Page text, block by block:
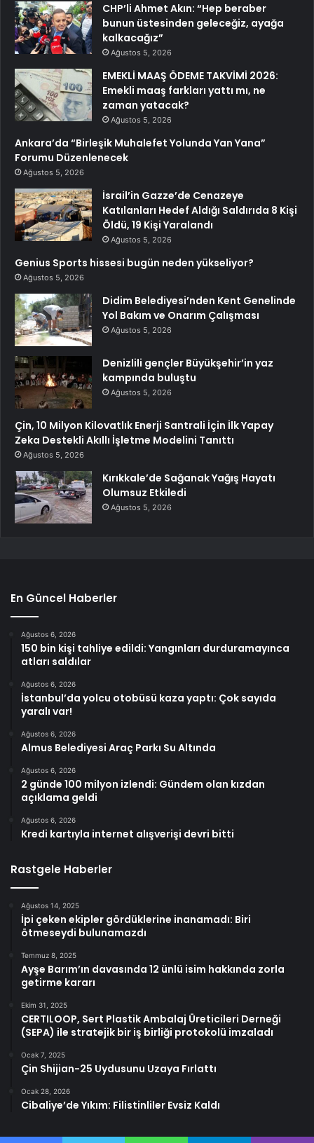
CHP’li Ahmet Akın: “Hep beraber
bunun üstesinden geleceğiz, ayağa
kalkacağız”
Ağustos 5, 2026
EMEKLİ MAAŞ ÖDEME TAKVİMİ 2026:
Emekli maaş farkları yattı mı, ne
zaman yatacak?
Ağustos 5, 2026
Ankara’da “Birleşik Muhalefet Yolunda Yan Yana”
Forumu Düzenlenecek
Ağustos 5, 2026
İsrail’in Gazze’de Cenazeye
Katılanları Hedef Aldığı Saldırıda 8 Kişi
Öldü, 19 Kişi Yaralandı
Ağustos 5, 2026
Genius Sports hissesi bugün neden yükseliyor?
Ağustos 5, 2026
Didim Belediyesi’nden Kent Genelinde
Yol Bakım ve Onarım Çalışması
Ağustos 5, 2026
Denizlili gençler Büyükşehir’in yaz
kampında buluştu
Ağustos 5, 2026
Çin, 10 Milyon Kilovatlık Enerji Santrali İçin İlk Yapay
Zeka Destekli Akıllı İşletme Modelini Tanıttı
Ağustos 5, 2026
Kırıkkale’de Sağanak Yağış Hayatı
Olumsuz Etkiledi
Ağustos 5, 2026
En Güncel Haberler
Ağustos 6, 2026
150 bin kişi tahliye edildi: Yangınları durduramayınca
atları saldılar
Ağustos 6, 2026
İstanbul’da yolcu otobüsü kaza yaptı: Çok sayıda
yaralı var!
Ağustos 6, 2026
Almus Belediyesi Araç Parkı Su Altında
Ağustos 6, 2026
2 günde 100 milyon izlendi: Gündem olan kızdan
açıklama geldi
Ağustos 6, 2026
Kredi kartıyla internet alışverişi devri bitti
Rastgele Haberler
Ağustos 14, 2025
İpi çeken ekipler gördüklerine inanamadı: Biri
ötmeseydi bulunamazdı
Temmuz 8, 2025
Ayşe Barım’ın davasında 12 ünlü isim hakkında zorla
getirme kararı
Ekim 31, 2025
CERTILOOP, Sert Plastik Ambalaj Üreticileri Derneği
(SEPA) ile stratejik bir iş birliği protokolü imzaladı
Ocak 7, 2025
Çin Shijian-25 Uydusunu Uzaya Fırlattı
Ocak 28, 2026
Cibaliye’de Yıkım: Filistinliler Evsiz Kaldı